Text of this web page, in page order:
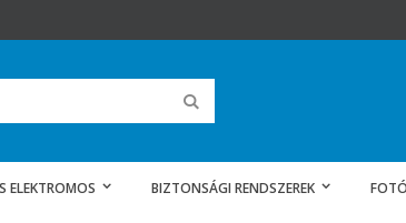
ELEKTROMOS BIZTONSÁGI RENDSZEREK